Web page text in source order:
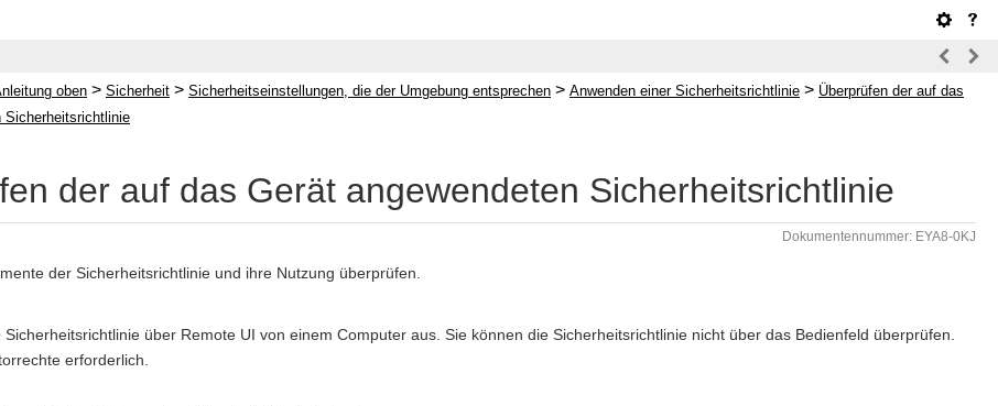
oben > Sicherheit > Sicherheitseinstellungen, die der Umgebung entsprechen > Anwenden einer Sicherheitsrichtlinie > Überprüfen der auf das
Sicherheitsrichtlinie
der auf das Gerät angewendeten Sicherheitsrichtlinie
Dokumentennummer: EYA8-0KJ
der Sicherheitsrichtlinie und ihre Nutzung überprüfen.
über Remote UI von einem Computer aus. Sie können die Sicherheitsrichtlinie nicht über das Bedienfeld überprüfen.
erforderlich.